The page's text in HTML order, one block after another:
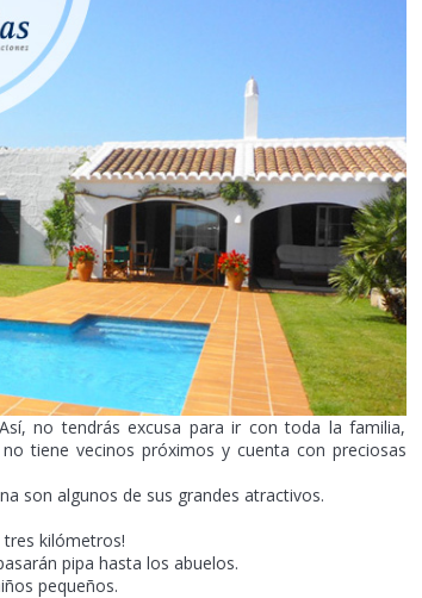
no tendrás excusa para ir con toda la familia,
tiene vecinos próximos y cuenta con preciosas
son algunos de sus grandes atractivos.
tres kilómetros!
pipa hasta los abuelos.
pequeños.